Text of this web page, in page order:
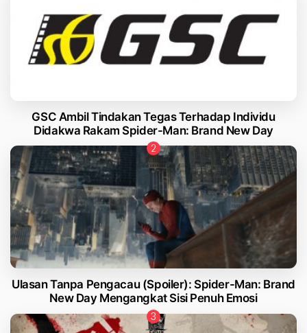
GSC Ambil Tindakan Tegas Terhadap Individu
Didakwa Rakam Spider-Man: Brand New Day
Ulasan Tanpa Pengacau (Spoiler): Spider-Man: Brand
New Day Mengangkat Sisi Penuh Emosi